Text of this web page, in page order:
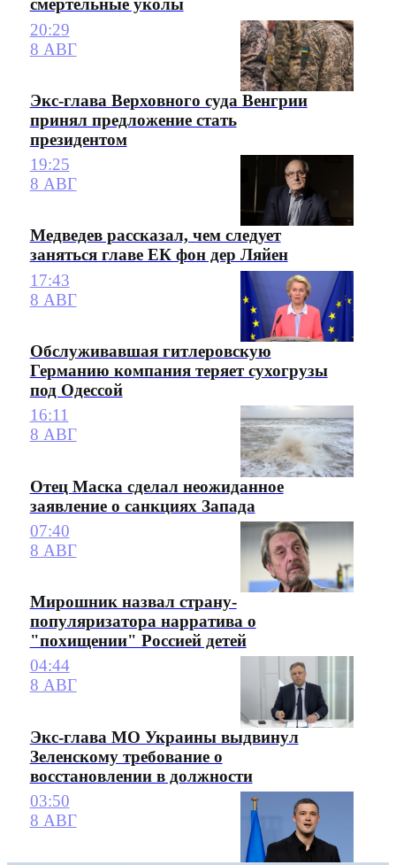
смертельные уколы
20:29
8 АВГ
Экс-глава Верховного суда Венгрии
принял предложение стать
президентом
19:25
8 АВГ
Медведев рассказал, чем следует
заняться главе ЕК фон дер Ляйен
17:43
8 АВГ
Обслуживавшая гитлеровскую
Германию компания теряет сухогрузы
под Одессой
16:11
8 АВГ
Отец Маска сделал неожиданное
заявление о санкциях Запада
07:40
8 АВГ
Мирошник назвал страну-
популяризатора нарратива о
"похищении" Россией детей
04:44
8 АВГ
Экс-глава МО Украины выдвинул
Зеленскому требование о
восстановлении в должности
03:50
8 АВГ